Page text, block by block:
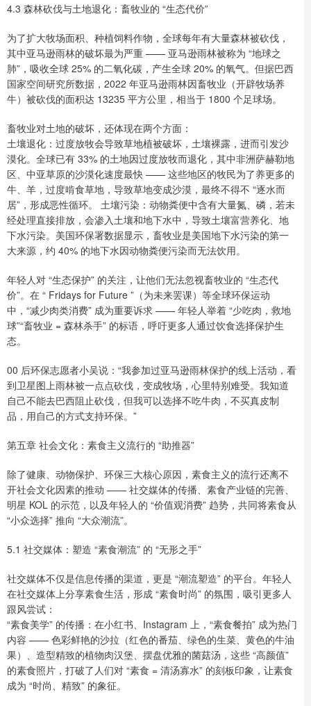
4.3 森林砍伐与土地退化：畜牧业的 “生态代价”
为了扩大牧场面积、种植饲料作物，全球每年有大量森林被砍伐，
其中亚马逊雨林的破坏最为严重 —— 亚马逊雨林被称为 “地球之
肺”，吸收全球 25% 的二氧化碳，产生全球 20% 的氧气。但据巴西
国家空间研究所数据，2022 年亚马逊雨林因畜牧业（开辟牧场养
牛）被砍伐的面积达 13235 平方公里，相当于 1800 个足球场。
畜牧业对土地的破坏，还体现在两个方面：
土壤退化：过度放牧会导致草地植被破坏，土壤裸露，进而引发沙
漠化。全球已有 33% 的土地因过度放牧而退化，其中非洲萨赫勒地
区、中亚草原的沙漠化速度最快 —— 这些地区的牧民为了养更多的
牛、羊，过度啃食草地，导致草地变成沙漠，最终不得不 “逐水而
居”，形成恶性循环。 土壤污染：动物粪便中含有大量氮、磷，若未
经处理直接排放，会渗入土壤和地下水中，导致土壤富营养化、地
下水污染。美国环保署数据显示，畜牧业是美国地下水污染的第一
大来源，约 40% 的地下水因动物粪便污染而无法饮用。
年轻人对 “生态保护” 的关注，让他们无法忽视畜牧业的 “生态代
价”。在 “ Fridays for Future ”（为未来罢课）等全球环保运动
中，“减少肉类消费” 成为重要诉求 —— 年轻人举着 “少吃肉，救地
球”“畜牧业 = 森林杀手” 的标语，呼吁更多人通过饮食选择保护生
态。
00 后环保志愿者小吴说：“我参加过亚马逊雨林保护的线上活动，看
到卫星图上雨林被一点点砍伐，变成牧场，心里特别难受。我知道
自己不能去巴西阻止砍伐，但我可以选择不吃牛肉，不买真皮制
品，用自己的方式支持环保。”
第五章 社会文化：素食主义流行的 “助推器”
除了健康、动物保护、环保三大核心原因，素食主义的流行还离不
开社会文化因素的推动 —— 社交媒体的传播、素食产业链的完善、
明星 KOL 的示范，以及年轻人的 “价值观消费” 趋势，共同将素食从
“小众选择” 推向 “大众潮流”。
5.1 社交媒体：塑造 “素食潮流” 的 “无形之手”
社交媒体不仅是信息传播的渠道，更是 “潮流塑造” 的平台。年轻人
在社交媒体上分享素食生活，形成 “素食时尚” 的氛围，吸引更多人
跟风尝试：
“素食美学” 的传播：在小红书、Instagram 上，“素食餐拍” 成为热门
内容 —— 色彩鲜艳的沙拉（红色的番茄、绿色的生菜、黄色的牛油
果）、造型精致的植物肉汉堡、摆盘优雅的菌菇汤，这些 “高颜值”
的素食照片，打破了人们对 “素食 = 清汤寡水” 的刻板印象，让素食
成为 “时尚、精致” 的象征。